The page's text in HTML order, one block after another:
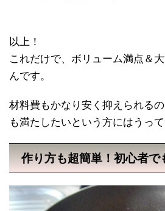
以上！
これだけで、ボリューム満点＆
んです。
材料費もかなり安く抑えられる
も満たしたいという方にはうって
作り方も超簡単！初心者で